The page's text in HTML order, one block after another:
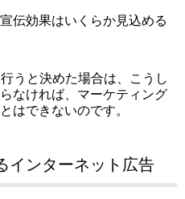
伝効果はいくらか見込める
うと決めた場合は、こうし
なければ、マーケティング
はできないのです。
インターネット広告